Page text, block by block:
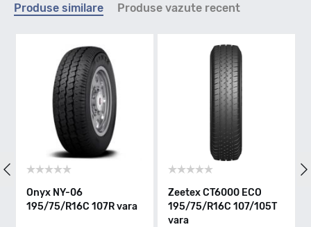
Indice greutate
Clasa de eficienta
C
Produse similare Produse vazute recent
Onyx NY-06
195/75/R16C 107R vara
Zeetex CT6000 ECO
195/75/R16C 107/105T
vara